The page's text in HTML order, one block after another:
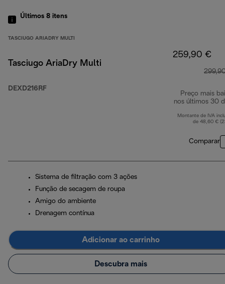
Últimos 8 itens
TASCIUGO ARIADRY MULTI
Tasciugo AriaDry Multi
DEXD216RF
259,90 €
Preço mais
nos últimos 30
Montante de IVA
de 48,60 €
Comparar
Sistema de filtração com 3 ações
Função de secagem de roupa
Amigo do ambiente
Drenagem contínua
Adicionar ao carrinho
Descubra mais